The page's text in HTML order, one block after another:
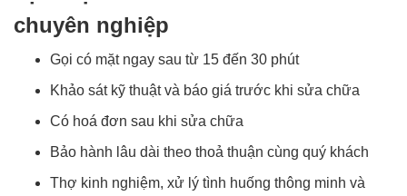
chuyên nghiệp
Gọi có mặt ngay sau từ 15 đến 30 phút
Khảo sát kỹ thuật và báo giá trước khi sửa chữa
Có hoá đơn sau khi sửa chữa
Bảo hành lâu dài theo thoả thuận cùng quý khách
Thợ kinh nghiệm, xử lý tình huống thông minh và